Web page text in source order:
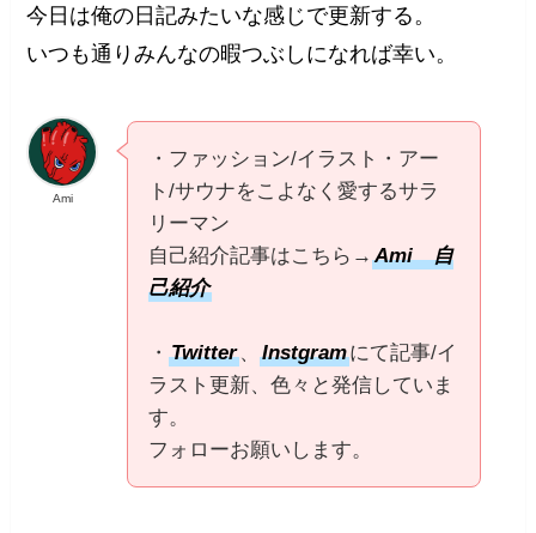
今日は俺の日記みたいな感じで更新する。
いつも通りみんなの暇つぶしになれば幸い。
Ami
・ファッション/イラスト・アー
ト/サウナをこよなく愛するサラ
リーマン
自己紹介記事はこちら→Ami 自
己紹介
・Twitter、Instgramにて記事/イ
ラスト更新、色々と発信していま
す。
フォローお願いします。